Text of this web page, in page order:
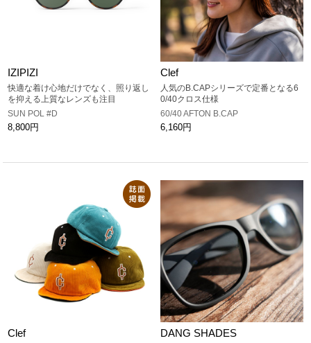
IZIPIZI
快適な着け心地だけでなく、照り返し
を抑える上質なレンズも注目
SUN POL #D
8,800円
Clef
人気のB.CAPシリーズで定番となる6
0/40クロス仕様
60/40 AFTON B.CAP
6,160円
Clef DANG SHADES